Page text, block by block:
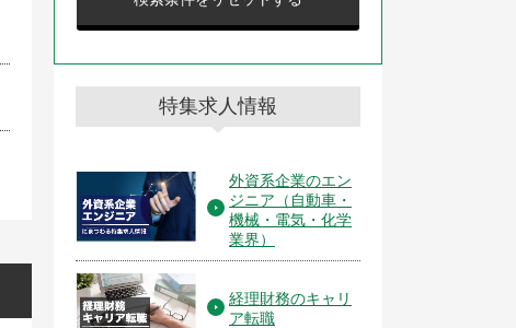
特集求人情報
外資系企業のエン
ジニア（自動車・
機械・電気・化学
業界）
経理財務のキャリ
ア転職